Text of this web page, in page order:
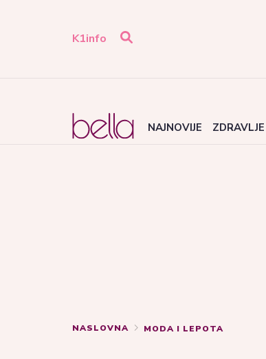
K1info
NAJNOVIJE ZDRAVLJE
NASLOVNA MODA I LEPOTA